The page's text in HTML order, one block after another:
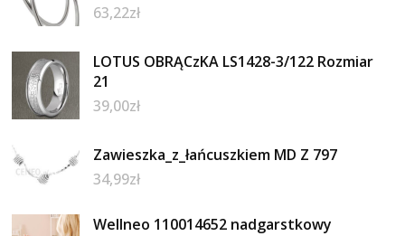
63,22zł
LOTUS OBRĄCzKA LS1428-3/122 Rozmiar
21
39,00zł
Zawieszka_z_łańcuszkiem MD Z 797
34,99zł
Wellneo 110014652 nadgarstkowy